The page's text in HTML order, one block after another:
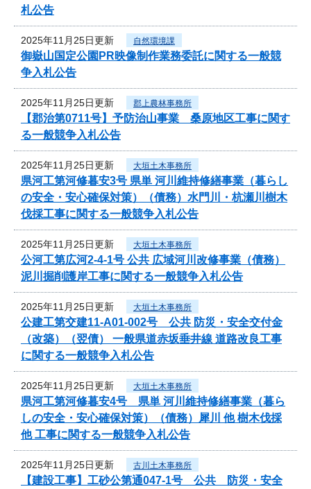
札公告
2025年11月25日更新 自然環境課
御嶽山国定公園PR映像制作業務委託に関する一般競
争入札公告
2025年11月25日更新 郡上農林事務所
【郡治第0711号】予防治山事業 桑原地区工事に関す
る一般競争入札公告
2025年11月25日更新 大垣土木事務所
県河工第河修暮安3号 県単 河川維持修繕事業（暮らし
の安全・安心確保対策）（債務）水門川・杭瀬川樹木
伐採工事に関する一般競争入札公告
2025年11月25日更新 大垣土木事務所
公河工第広河2-4-1号 公共 広域河川改修事業（債務）
泥川掘削護岸工事に関する一般競争入札公告
2025年11月25日更新 大垣土木事務所
公建工第交建11-A01-002号 公共 防災・安全交付金
（改築）（翌債） 一般県道赤坂垂井線 道路改良工事
に関する一般競争入札公告
2025年11月25日更新 大垣土木事務所
県河工第河修暮安4号 県単 河川維持修繕事業（暮ら
しの安全・安心確保対策）（債務）犀川 他 樹木伐採
他 工事に関する一般競争入札公告
2025年11月25日更新 古川土木事務所
【建設工事】工砂公第通047-1号 公共 防災・安全